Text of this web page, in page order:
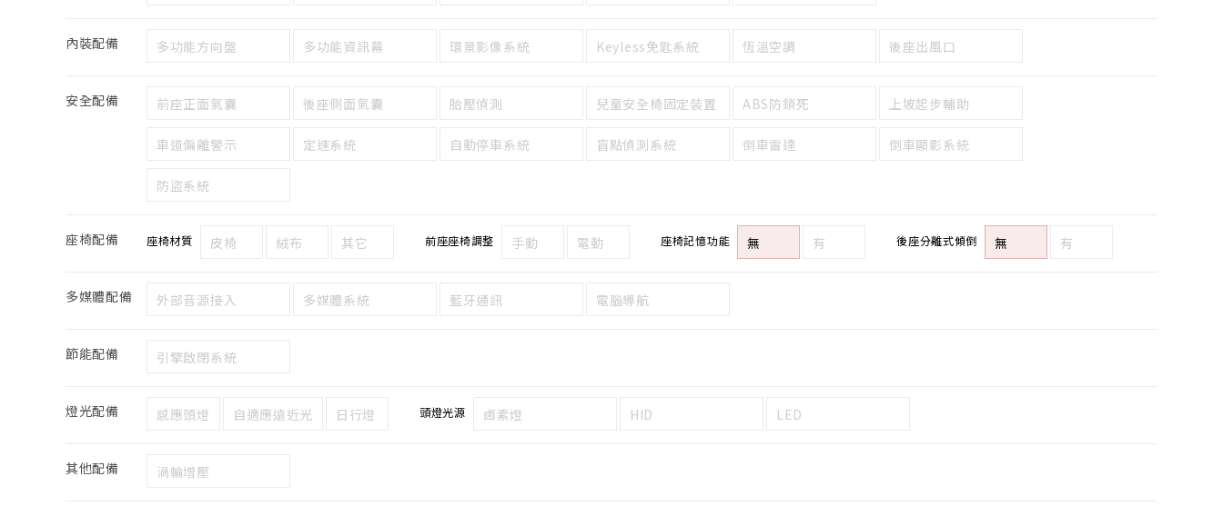
內裝配備 多功能方向盤 多功能資訊幕 環景影像系統 Keyless免匙系統 恆溫空調 後座出風口
安全配備 前座正面氣囊 後座側面氣囊 胎壓偵測 兒童安全椅固定裝置 ABS防鎖死 上坡起步輔助
車道偏離警示 定速系統 自動停車系統 盲點偵測系統 倒車雷達 倒車顯影系統
防盜系統
座椅配備 座椅材質 皮椅 絨布 其它 前座座椅調整 手動 電動 座椅記憶功能 無 有 後座分離式傾倒 無 有
多媒體配備 外部音源接入 多媒體系統 藍牙通訊 電腦導航
節能配備 引擎啟閉系統
燈光配備 感應頭燈 自適應遠近光 日行燈 頭燈光源 鹵素燈 HID LED
其他配備 渦輪增壓